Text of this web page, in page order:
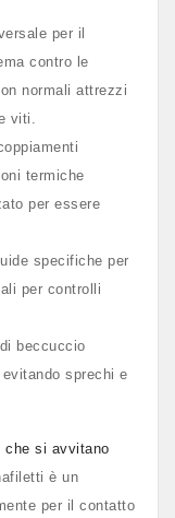
per il
contro le
normali attrezzi
viti.
termiche
per essere
specifiche per
per controlli
beccuccio
sprechi e
che si avvitano
è un
per il contatto